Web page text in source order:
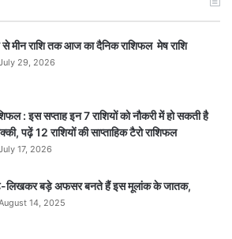
से मीन राशि तक आज का दैनिक राशिफल मेष राशि
29, 2026
: इस सप्ताह इन 7 राशियों को नौकरी में हो सकती है
पढ़ें 12 राशियों की साप्ताहिक टैरो राशिफल
17, 2026
लिखकर बड़े अफसर बनते हैं इस मूलांक के जातक,
14, 2025